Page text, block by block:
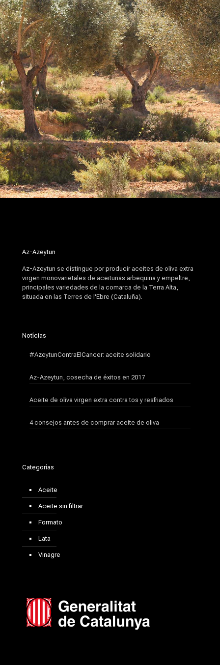
Az-Azeytun
Az-Azeytun se distingue por producir aceites de oliva extra
virgen monovarietales de aceitunas arbequina y empeltre,
principales variedades de la comarca de la Terra Alta,
situada en las Terres de l'Ebre (Cataluña).
Notícias
#AzeytunContraElCancer: aceite solidario
Az-Azeytun, cosecha de éxitos en 2017
Aceite de oliva virgen extra contra tos y resfriados
4 consejos antes de comprar aceite de oliva
Categorías
Aceite
Aceite sin filtrar
Formato
Lata
Vinagre